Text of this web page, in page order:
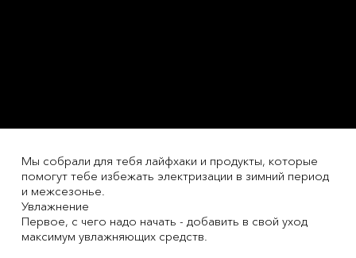
Мы собрали для тебя лайфхаки и продукты, которые
помогут тебе избежать электризации в зимний период
и межсезонье.
Увлажнение
Первое, с чего надо начать - добавить в свой уход
максимум увлажняющих средств.